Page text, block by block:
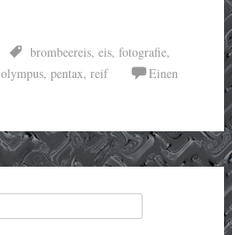
brombeereis, eis, fotografie,
olympus, pentax, reif
Einen